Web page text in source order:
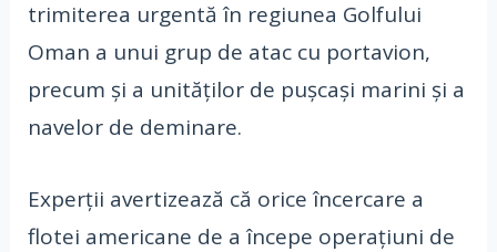
trimiterea urgentă în regiunea Golfului
Oman a unui grup de atac cu portavion,
precum și a unităților de pușcași marini și a
navelor de deminare.
Experții avertizează că orice încercare a
flotei americane de a începe operațiuni de